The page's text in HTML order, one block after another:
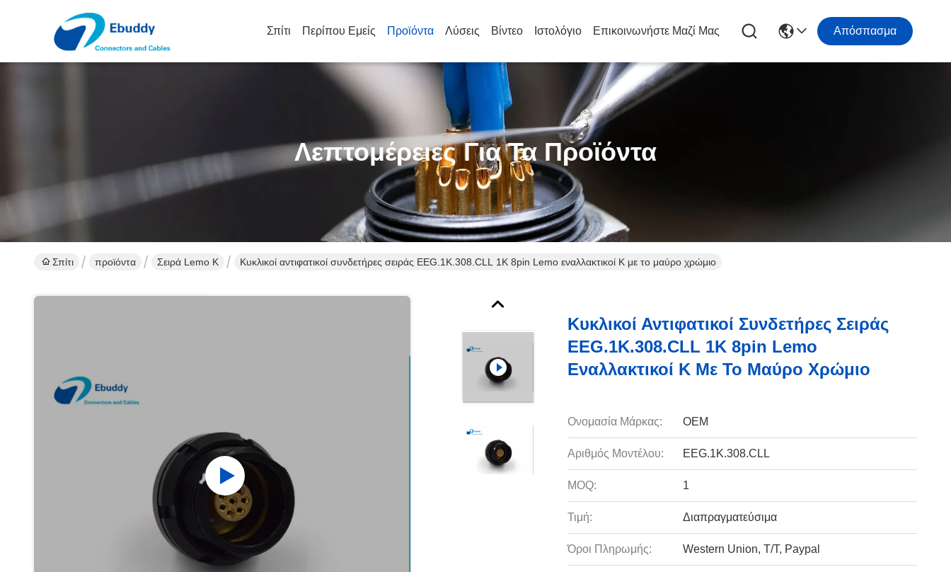
Σπίτι Περίπου Εμείς Προϊόντα Λύσεις Βίντεο Ιστολόγιο Επικοινωνήστε Μαζί Μας Απόσπασμα
Λεπτομέρειες Για Τα Προϊόντα
Σπίτι προϊόντα Σειρά Lemo Κ Κυκλικοί αντιφατικοί συνδετήρες σειράς EEG.1K.308.CLL 1K 8pin Lemo εναλλακτικοί Κ με το μαύρο χρώμιο
Κυκλικοί Αντιφατικοί Συνδετήρες Σειράς
EEG.1K.308.CLL 1K 8pin Lemo
Εναλλακτικοί Κ Με Το Μαύρο Χρώμιο
Ονομασία Μάρκας: OEM
Αριθμός Μοντέλου: EEG.1K.308.CLL
MOQ: 1
Τιμή: Διαπραγματεύσιμα
Όροι Πληρωμής: Western Union, T/T, Paypal